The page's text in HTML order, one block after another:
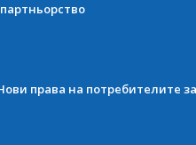
права на потребителите